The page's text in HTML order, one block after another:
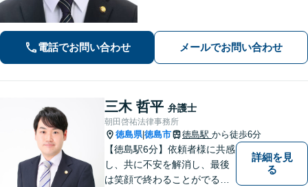
電話でお問い合わせ メールでお問い合わせ
三木 哲平 弁護士
朝田啓祐法律事務所
徳島県|徳島市 徳島駅 から徒歩6分
【徳島駅6分】依頼者様に共感
し、共に不安を解消し、最後
は笑顔で終わることがでるよ
詳細を見
る